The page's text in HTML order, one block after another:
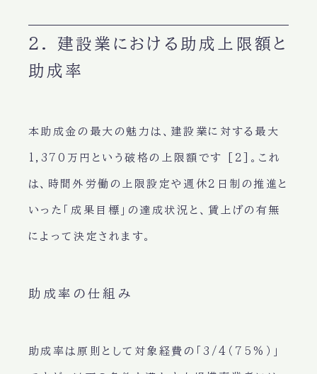
2. 建設業における助成上限額と
助成率
本助成金の最大の魅力は、建設業に対する 最大
1,370万円 という破格の上限額です [2]。これ
は、時間外労働の上限設定や週休2日制の推進と
いった「成果目標」の達成状況と、賃上げの有無
によって決定されます。
助成率の仕組み
助成率は原則として対象経費の 「3/4（75%）」